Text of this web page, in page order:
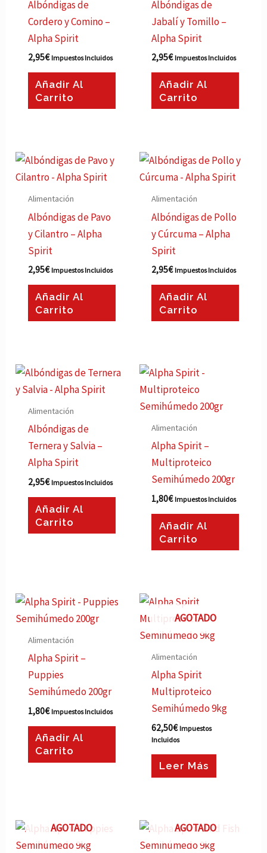
Albóndigas de
Cordero y Comino –
Alpha Spirit
2,95€ Impuestos Incluidos
Añadir Al
Carrito
Albóndigas de
Jabalí y Tomillo –
Alpha Spirit
2,95€ Impuestos Incluidos
Añadir Al
Carrito
Alimentación
Albóndigas de Pavo
y Cilantro – Alpha
Spirit
2,95€ Impuestos Incluidos
Añadir Al
Carrito
Alimentación
Albóndigas de Pollo
y Cúrcuma – Alpha
Spirit
2,95€ Impuestos Incluidos
Añadir Al
Carrito
Alimentación
Albóndigas de
Ternera y Salvia –
Alpha Spirit
2,95€ Impuestos Incluidos
Añadir Al
Carrito
Alimentación
Alpha Spirit –
Multiproteico
Semihúmedo 200gr
1,80€ Impuestos Incluidos
Añadir Al
Carrito
Alimentación
Alpha Spirit –
Puppies
Semihúmedo 200gr
1,80€ Impuestos Incluidos
Añadir Al
Carrito
AGOTADO
Alimentación
Alpha Spirit
Multiproteico
Semihúmedo 9kg
62,50€ Impuestos
Incluidos
Leer Más
AGOTADO AGOTADO